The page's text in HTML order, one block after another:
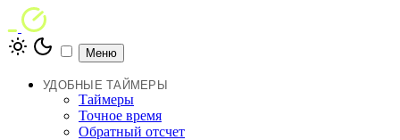
Меню
УДОБНЫЕ ТАЙМЕРЫ
Таймеры
Точное время
Обратный отсчет